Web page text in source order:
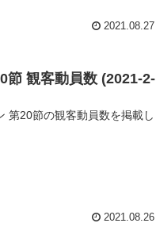
2021.08.27
節 観客動員数 (2021-2-
第20節の観客動員数を掲載し
2021.08.26